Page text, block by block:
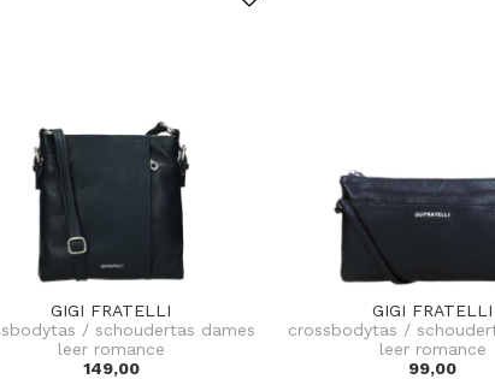
GIGI FRATELLI
/ schoudertas dames
leer romance
149,00
GIGI FRATELLI
crossbodytas /
leer romance
99,00